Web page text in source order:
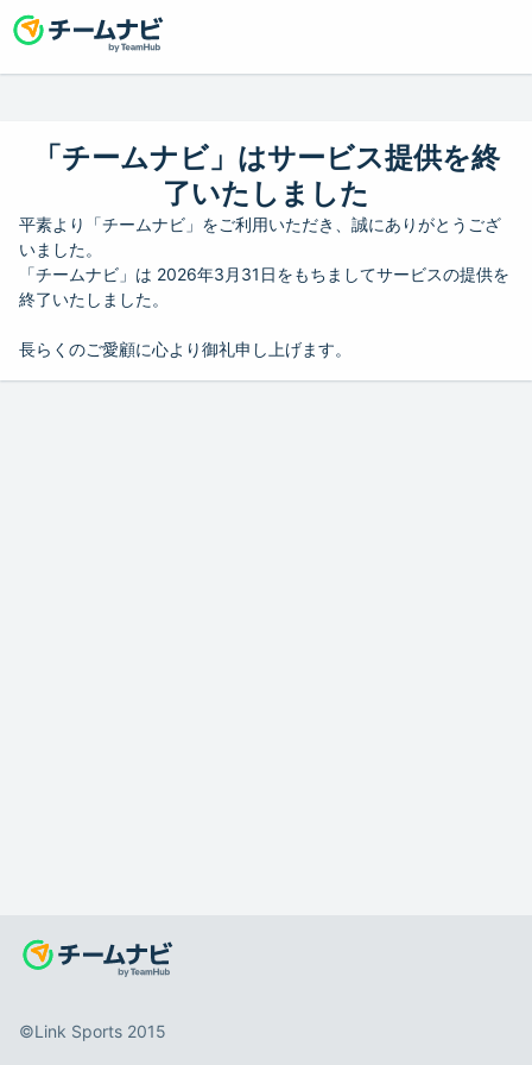
「チームナビ」はサービス提供を終
了いたしました
平素より「チームナビ」をご利用いただき、誠にありがとうござ
いました。
「チームナビ」は 2026年3月31日をもちましてサービスの提供を
終了いたしました。
長らくのご愛顧に心より御礼申し上げます。
©️Link Sports 2015